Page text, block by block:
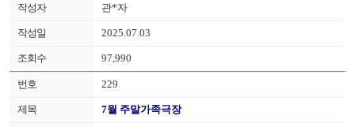
관*자
2025.07.03
97,990
229
7월 주말가족극장